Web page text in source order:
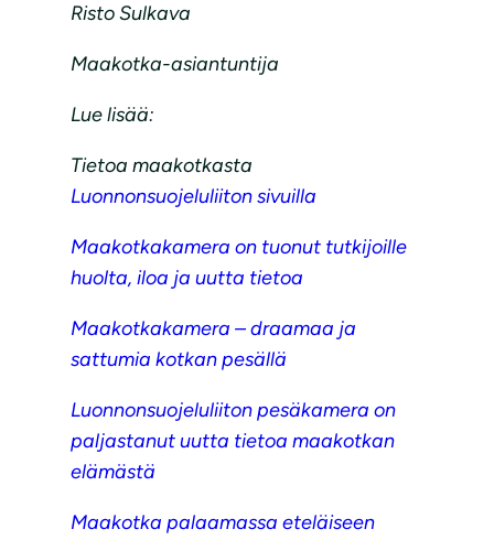
Risto Sulkava
Maakotka-asiantuntija
Lue lisää:
Tietoa maakotkasta
Luonnonsuojeluliiton sivuilla
Maakotkakamera on tuonut tutkijoille
huolta, iloa ja uutta tietoa
Maakotkakamera – draamaa ja
sattumia kotkan pesällä
Luonnonsuojeluliiton pesäkamera on
paljastanut uutta tietoa maakotkan
elämästä
Maakotka palaamassa eteläiseen